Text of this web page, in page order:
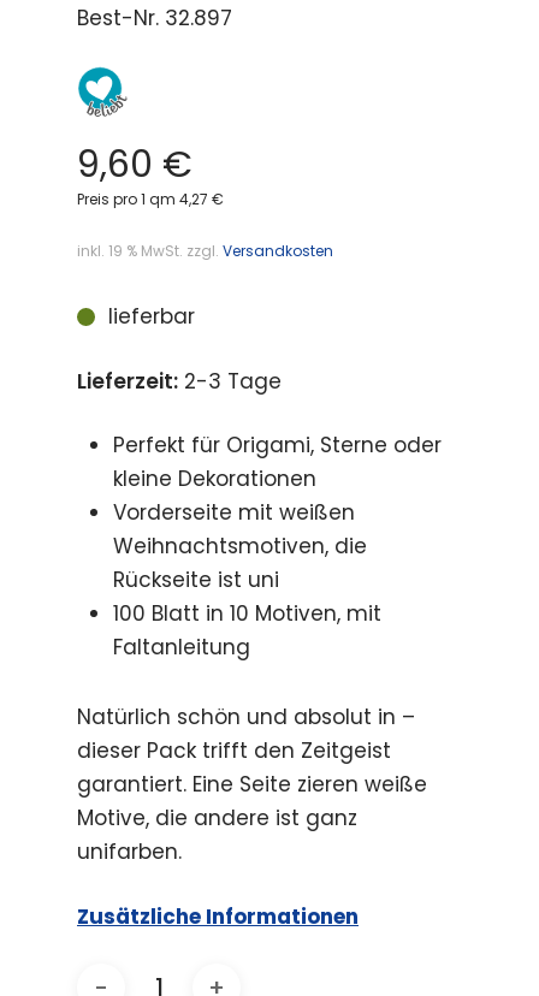
Best-Nr. 32.897
9,60 €
Preis pro 1 qm 4,27 €
inkl. 19 % MwSt. zzgl. Versandkosten
lieferbar
Lieferzeit: 2-3 Tage
Perfekt für Origami, Sterne oder
kleine Dekorationen
Vorderseite mit weißen
Weihnachtsmotiven, die
Rückseite ist uni
100 Blatt in 10 Motiven, mit
Faltanleitung
Natürlich schön und absolut in –
dieser Pack trifft den Zeitgeist
garantiert. Eine Seite zieren weiße
Motive, die andere ist ganz
unifarben.
Zusätzliche Informationen